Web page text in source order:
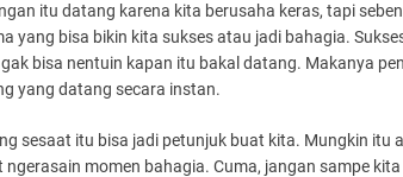
itu datang karena kita berusaha keras, tapi
yang bisa bikin kita sukses atau jadi bahagia.
bisa nentuin kapan itu bakal datang. Makanya
yang datang secara instan.
sesaat itu bisa jadi petunjuk buat kita. Mungkin itu
momen bahagia. Cuma, jangan sampe